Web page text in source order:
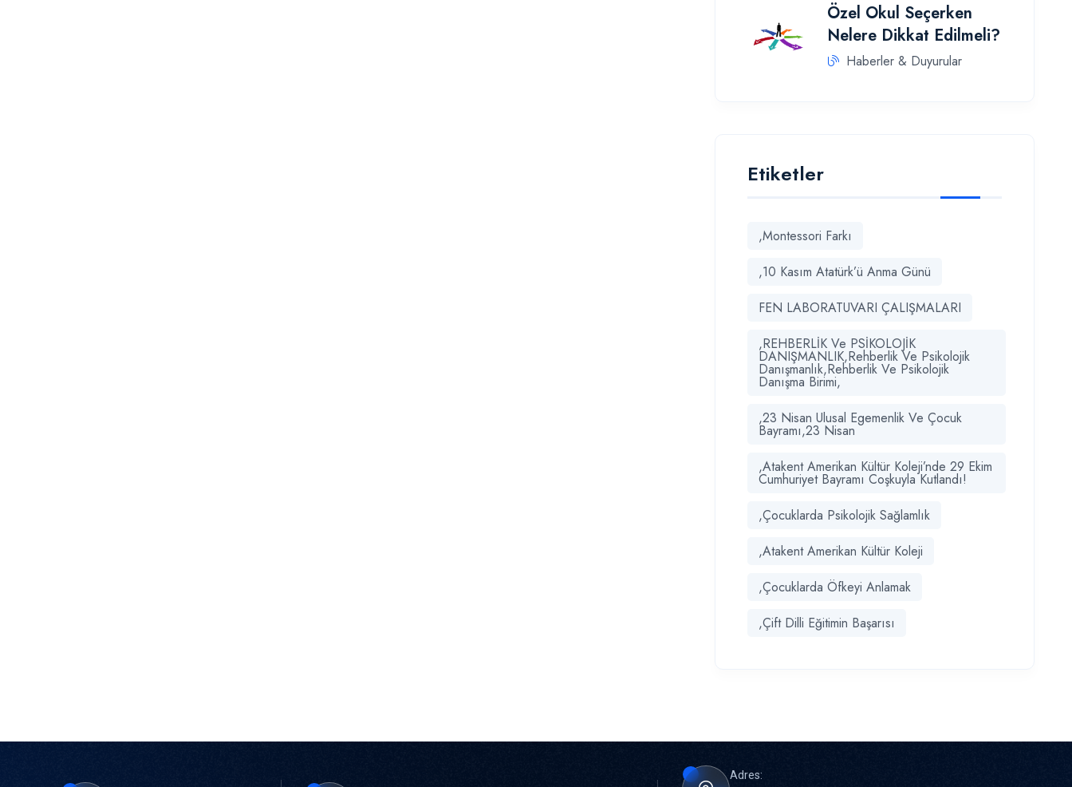
Özel Okul Seçerken
Nelere Dikkat Edilmeli?
Haberler & Duyurular
Etiketler
,Montessori Farkı
,10 Kasım Atatürk’ü Anma Günü
FEN LABORATUVARI ÇALIŞMALARI
,REHBERLİK Ve PSİKOLOJİK
DANIŞMANLIK,Rehberlik Ve Psikolojik
Danışmanlık,Rehberlik Ve Psikolojik
Danışma Birimi,
,23 Nisan Ulusal Egemenlik Ve Çocuk
Bayramı,23 Nisan
,Atakent Amerikan Kültür Koleji’nde 29 Ekim
Cumhuriyet Bayramı Coşkuyla Kutlandı!
,Çocuklarda Psikolojik Sağlamlık
,Atakent Amerikan Kültür Koleji
,Çocuklarda Öfkeyi Anlamak
,Çift Dilli Eğitimin Başarısı
Adres: